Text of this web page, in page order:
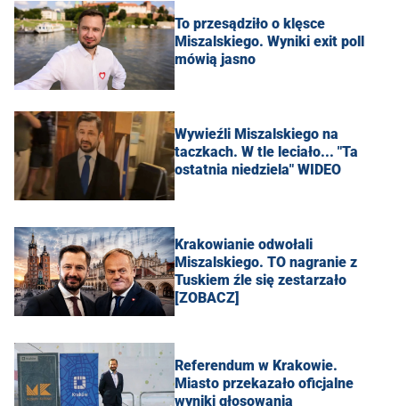
To przesądziło o klęsce
Miszalskiego. Wyniki exit poll
mówią jasno
Wywieźli Miszalskiego na
taczkach. W tle leciało... "Ta
ostatnia niedziela" WIDEO
Krakowianie odwołali
Miszalskiego. TO nagranie z
Tuskiem źle się zestarzało
[ZOBACZ]
Referendum w Krakowie.
Miasto przekazało oficjalne
wyniki głosowania